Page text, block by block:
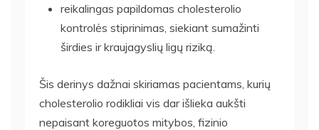
reikalingas papildomas cholesterolio
kontrolės stiprinimas, siekiant sumažinti
širdies ir kraujagyslių ligų riziką.
Šis derinys dažnai skiriamas pacientams, kurių
cholesterolio rodikliai vis dar išlieka aukšti
nepaisant koreguotos mitybos, fizinio